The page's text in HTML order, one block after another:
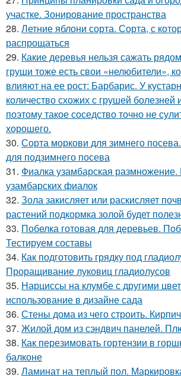
участке. Зонирование пространства
28. Летние яблони сорта. Сорта, с
распрощаться
29. Какие деревья нельзя сажать
груши тоже есть свои «нелюбители»,
влияют на ее рост: Барбарис. У
количество схожих с грушей болезней
поэтому такое соседство точно не
хорошего.
30. Сорта моркови для зимнего
для подзимнего посева
31. Фиалка узамбарская
узамбарских фиалок
32. Зола закисляет или раскисляет
растений подкормка золой будет
33. Побелка готовая для деревьев.
Тестируем составы
34. Как подготовить грядку под
Проращивание луковиц гладиолусов
35. Нарциссы на клумбе с другими
использование в дизайне сада
36. Стены дома из чего строить. Кирпич
37. Жилой дом из сэндвич панелей.
38. Как перезимовать гортензии в
балконе
39. Ламинат на теплый пол.